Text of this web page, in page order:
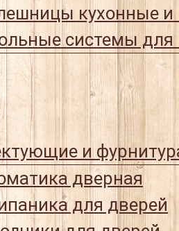
кухонные
системы для
и
дверная
для дверей